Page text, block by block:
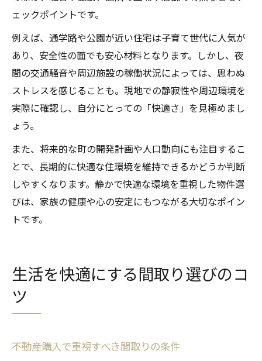
ェックポイントです。
例えば、通学路や公園が近い住宅は子育て世代に人気が
あり、安全性の面でも安心材料となります。しかし、夜
間の交通騒音や周辺施設の稼働状況によっては、思わぬ
ストレスを感じることも。現地での静寂性や周辺環境を
実際に確認し、自分にとっての「快適さ」を見極めまし
ょう。
また、将来的な町の開発計画や人口動向にも注目するこ
とで、長期的に快適な住環境を維持できるかどうか判断
しやすくなります。静かで快適な環境を重視した物件選
びは、家族の健康や心の安定にもつながる大切なポイン
トです。
生活を快適にする間取り選びのコ
ツ
不動産購入で重視すべき間取りの条件